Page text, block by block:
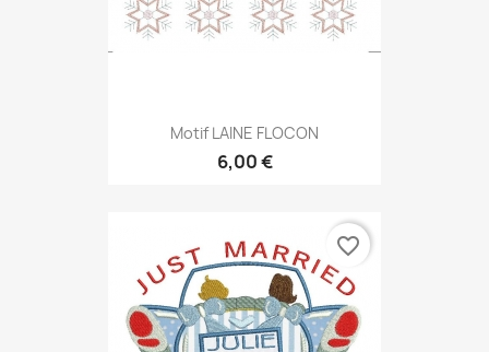
Motif LAINE FLOCON
6,00 €
favorite_border